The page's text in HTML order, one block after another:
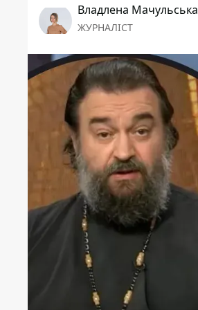
Владлена Мачульська
ЖУРНАЛІСТ